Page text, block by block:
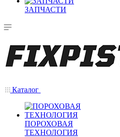
ЗАПЧАСТИ
Каталог
ПОРОХОВАЯ
ТЕХНОЛОГИЯ